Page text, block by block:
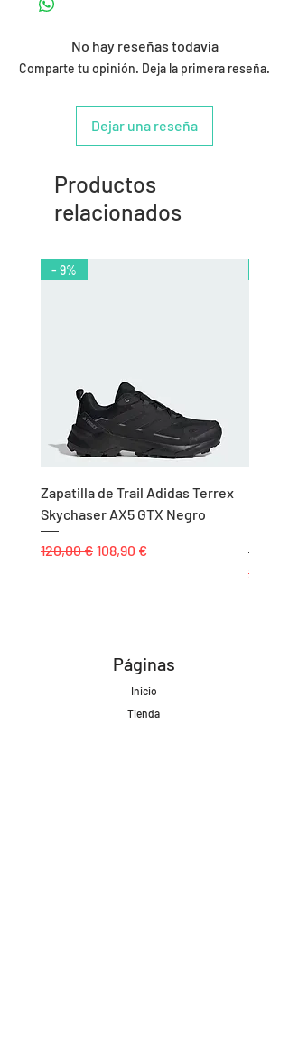
No hay reseñas todavía
Comparte tu opinión. Deja la primera reseña.
Dejar una reseña
Productos
relacionados
- 9%
Zapatilla de Trail Adidas Terrex
Skychaser AX5 GTX Negro
Precio
120,00 € Precio de oferta
108,90 €
Precio
25,00 €
Páginas
Inicio
Tienda